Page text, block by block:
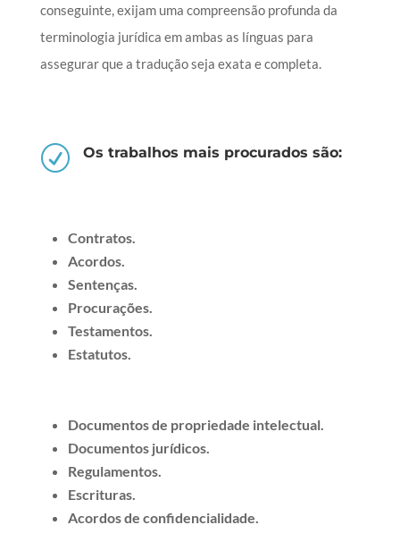
conseguinte, exijam uma compreensão profunda da
terminologia jurídica em ambas as línguas para
assegurar que a tradução seja exata e completa.
R Os trabalhos mais procurados são:
Contratos.
Acordos.
Sentenças.
Procurações.
Testamentos.
Estatutos.
Documentos de propriedade intelectual.
Documentos jurídicos.
Regulamentos.
Escrituras.
Acordos de confidencialidade.